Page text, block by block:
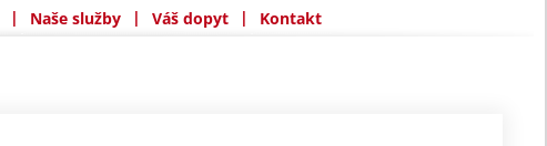
| Naše služby | Váš dopyt | Kontakt